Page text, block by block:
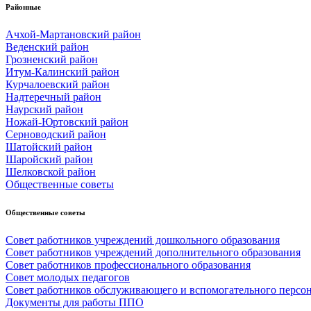
Районные
Ачхой-Мартановский район
Веденский район
Грозненский район
Итум-Калинский район
Курчалоевский район
Надтеречный район
Наурский район
Ножай-Юртовский район
Серноводский район
Шатойский район
Шаройский район
Шелковской район
Общественные советы
Общественные советы
Совет работников учреждений дошкольного образования
Совет работников учреждений дополнительного образования
Совет работников профессионального образования
Совет молодых педагогов
Совет работников обслуживающего и вспомогательного
Документы для работы ППО